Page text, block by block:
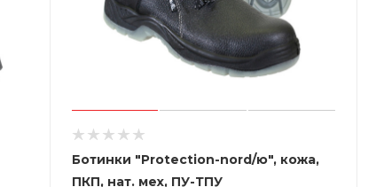
Ботинки "Protection-nord/ю", кожа,
ПКП, нат. мех, ПУ-ТПУ